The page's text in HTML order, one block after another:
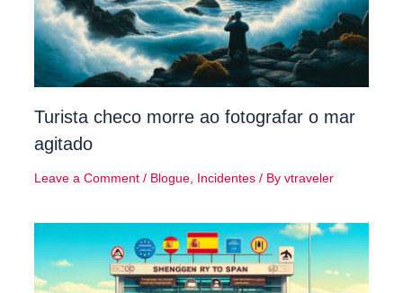
Turista checo morre ao fotografar o mar
agitado
Leave a Comment / Blogue Incidentes / By vtraveler